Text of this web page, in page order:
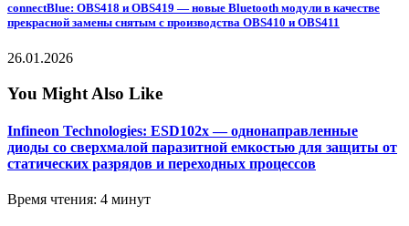
connectBlue: OBS418 и OBS419 — новые Bluetooth модули в качестве
прекрасной замены снятым с производства OBS410 и OBS411
26.01.2026
You Might Also Like
Infineon Technologies: ESD102x — однонаправленные
диоды со сверхмалой паразитной емкостью для защиты от
статических разрядов и переходных процессов
Время чтения: 4 минут